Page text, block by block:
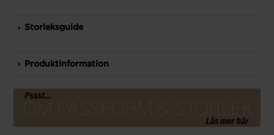
Storleksguide
Produktinformation